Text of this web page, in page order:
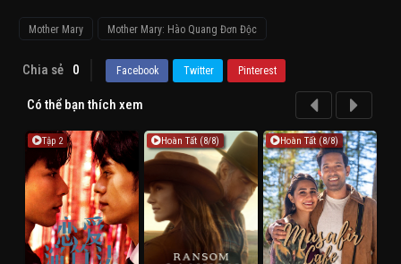
Mother Mary Mother Mary: Hào Quang Đơn Độc
Chia sẻ 0 Facebook Twitter Pinterest
Có thể bạn thích xem
Tập 2 Hoàn Tất (8/8) Hoàn Tất (8/8)